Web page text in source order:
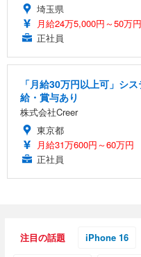
埼玉県
月給24万5,000円～50万円
正社員
「月給30万円以上可」シ
給・賞与あり
株式会社Creer
東京都
月給31万600円～60万円
正社員
注目の話題 iPhone 16